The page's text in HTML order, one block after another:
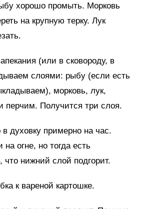
хорошо промыть. Морковь
на крупную терку. Лук
(или в сковороду, в
слоями: рыбу (если есть
морковь, лук,
перчим. Получится три слоя.
духовку примерно на час.
огне, но тогда есть
что нижний слой подгорит.
к вареной картошке.